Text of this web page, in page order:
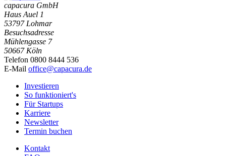
capacura GmbH
Haus Auel 1
53797 Lohmar
Besuchsadresse
Mühlengasse 7
50667 Köln
Telefon 0800 8444 536
E-Mail office@capacura.de
Investieren
So funktioniert's
Für Startups
Karriere
Newsletter
Termin buchen
Kontakt